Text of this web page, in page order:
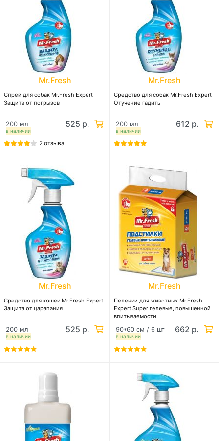
Mr.Fresh
Спрей для собак Mr.Fresh Expert
Защита от погрызов
в наличии
200 мл 525 р.
2 отзыва
Mr.Fresh
Средство для собак Mr.Fresh Expert
Отучение гадить
в наличии
200 мл 612 р.
Mr.Fresh
Средство для кошек Mr.Fresh Expert
Защита от царапания
в наличии
200 мл 525 р.
Mr.Fresh
Пеленки для животных Mr.Fresh
Expert Super гелевые, повышенной
впитываемости
в наличии
90*60 см / 6 шт 662 р.